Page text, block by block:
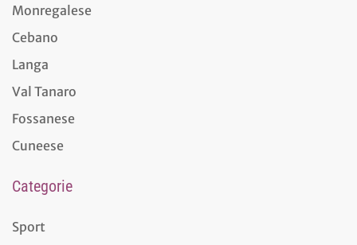
Monregalese
Cebano
Langa
Val Tanaro
Fossanese
Cuneese
Categorie
Sport